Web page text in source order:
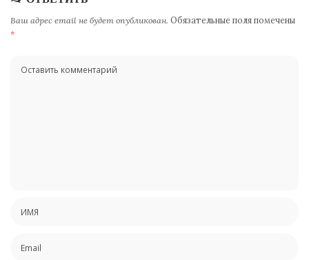
Ваш адрес email не будет опубликован. Обязательные поля помечены
*